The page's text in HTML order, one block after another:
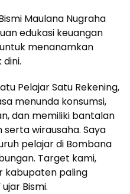
Maulana Nugraha
edukasi keuangan
menanamkan
Pelajar Satu Rekening,
menunda konsumsi,
dan memiliki bantalan
wirausaha. Saya
pelajar di Bombana
Target kami,
kabupaten paling
Bismi.